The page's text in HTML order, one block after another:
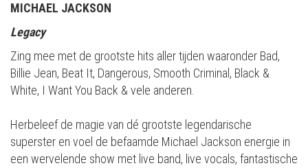
MICHAEL JACKSON
Legacy
Zing mee met de grootste hits aller tijden waaronder Bad,
Billie Jean, Beat It, Dangerous, Smooth Criminal, Black &
White, I Want You Back & vele anderen.
Herbeleef de magie van dé grootste legendarische
superster en voel de befaamde Michael Jackson energie in
een wervelende show met live band, live vocals, fantastische